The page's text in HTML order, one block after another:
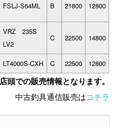
FSLJ-S64ML B 21800 12800
VRZ 235S
LV2
C 22500 14800
LT4000S-CXH C 22500 12800
頭での販売情報となります。
中古釣具通信販売はコチラ